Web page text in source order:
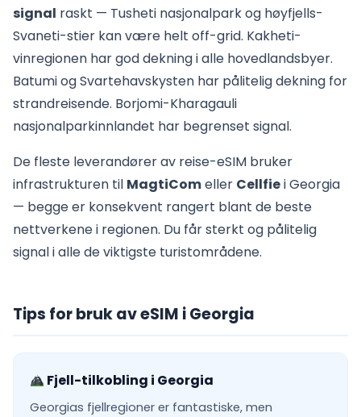
signal raskt — Tusheti nasjonalpark og høyfjells-
Svaneti-stier kan være helt off-grid. Kakheti-
vinregionen har god dekning i alle hovedlandsbyer.
Batumi og Svartehavskysten har pålitelig dekning for
strandreisende. Borjomi-Kharagauli
nasjonalparkinnlandet har begrenset signal.
De fleste leverandører av reise-eSIM bruker
infrastrukturen til MagtiComeller Cellfiei Georgia
— begge er konsekvent rangert blant de beste
nettverkene i regionen. Du får sterkt og pålitelig
signal i alle de viktigste turistområdene.
Tips for bruk av eSIM i Georgia
Fjell-tilkobling i Georgia
Georgias fjellregioner er fantastiske, men